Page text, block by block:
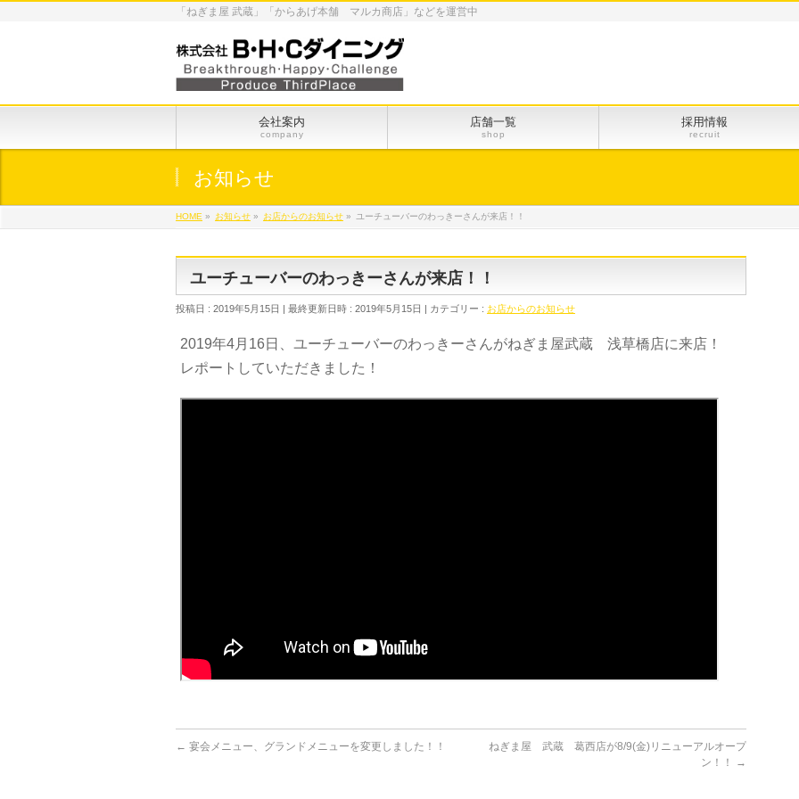
「ねぎま屋 武蔵」「からあげ本舗 マルカ商店」などを運営中
会社案内
company
店舗一覧
shop
採用情報
recruit
お知らせ
HOME » お知らせ » お店からのお知らせ » ユーチューバーのわっきーさんが来店！！
ユーチューバーのわっきーさんが来店！！
投稿日 : 2019年5月15日 最終更新日時 : 2019年5月15日 カテゴリー : お店からのお知らせ
2019年4月16日、ユーチューバーのわっきーさんがねぎま屋武蔵 浅草橋店に来店！
レポートしていただきました！
← 宴会メニュー、グランドメニューを変更しました！！
ねぎま屋 武蔵 葛西店が8/9(金)リニューアルオープ
ン！！
→